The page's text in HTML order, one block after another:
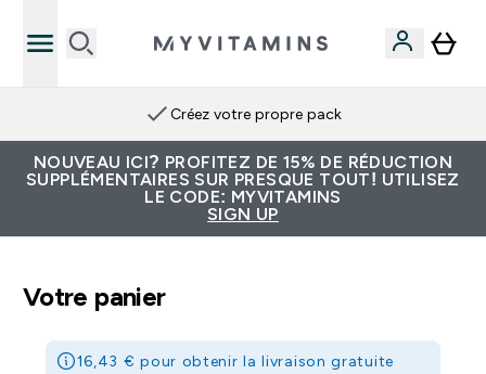
Créez votre propre pack
NOUVEAU ICI? PROFITEZ DE 15% DE RÉDUCTION
SUPPLÉMENTAIRES SUR PRESQUE TOUT! UTILISEZ
LE CODE: MYVITAMINS
SIGN UP
Votre panier
16,43 € pour obtenir la livraison gratuite